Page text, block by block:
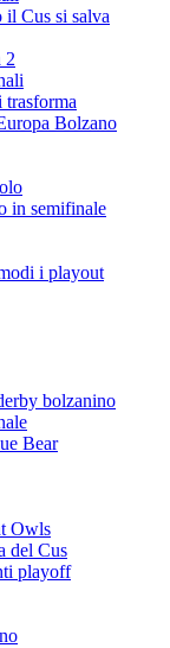
il Cus si salva
2
trasforma
Bolzano
in semifinale
i playout
bolzanino
Bear
Owls
del Cus
playoff